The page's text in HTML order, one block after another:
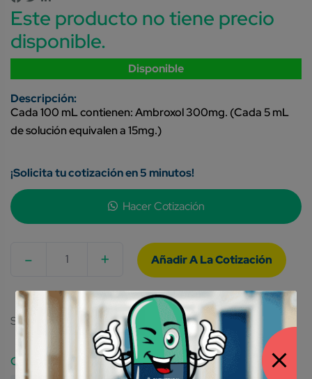
Este producto no tiene precio
disponible.
Disponible
Cada 100 mL contienen: Ambroxol 300mg. (Cada 5 mL
de solución equivalen a 15mg.)
¡Solicita tu cotización en 5 minutos!
Hacer Cotización
- +
SKU: 7501573902706
Category: